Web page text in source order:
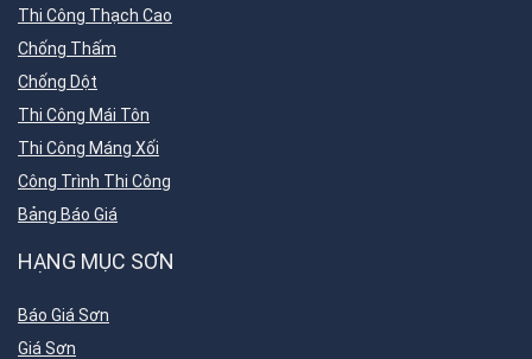
Thi Công Thạch Cao
Chống Thấm
Chống Dột
Thi Công Mái Tôn
Thi Công Máng Xối
Công Trình Thi Công
Bảng Báo Giá
HẠNG MỤC SƠN
Báo Giá Sơn
Giá Sơn